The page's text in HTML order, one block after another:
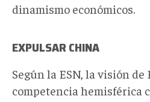
dinamismo económicos.
EXPULSAR CHINA
Según la ESN, la visión de
competencia hemisférica